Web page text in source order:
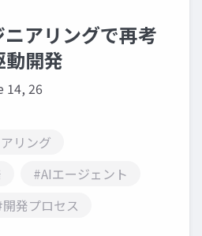
アリングで再考
動開発
14, 26
リング
#AIエージェント
発プロセス